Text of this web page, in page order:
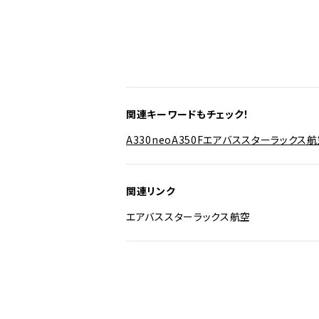
関連キーワードもチェック！
A330neoA350Fエアバススターラックス
関連リンク
エアバススターラックス航空